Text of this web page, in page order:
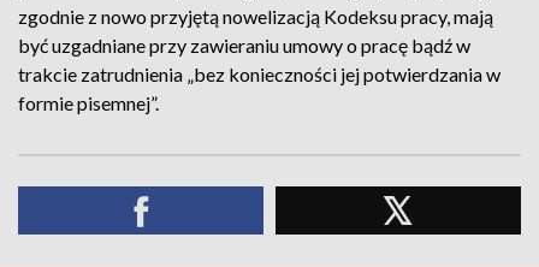
zgodnie z nowo przyjętą nowelizacją Kodeksu pracy, mają
być uzgadniane przy zawieraniu umowy o pracę bądź w
trakcie zatrudnienia „bez konieczności jej potwierdzania w
formie pisemnej”.